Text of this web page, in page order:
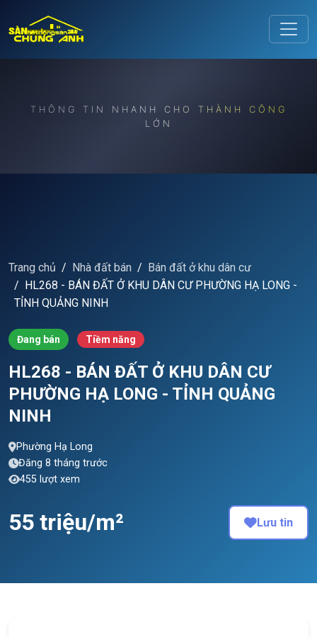
THÔNG TIN NHANH CHO THÀNH CÔNG
LỚN
Trang chủ Nhà đất bán
Bán đất ở khu dân cư
HL268 - BÁN ĐẤT Ở KHU DÂN CƯ PHƯỜNG HẠ LONG -
TỈNH QUẢNG NINH
Đang bán Tiềm năng
HL268 - BÁN ĐẤT Ở KHU DÂN CƯ
PHƯỜNG HẠ LONG - TỈNH QUẢNG
NINH
Phường Hạ Long
Đăng 8 tháng trước
455 lượt xem
55 triệu/m² Lưu tin